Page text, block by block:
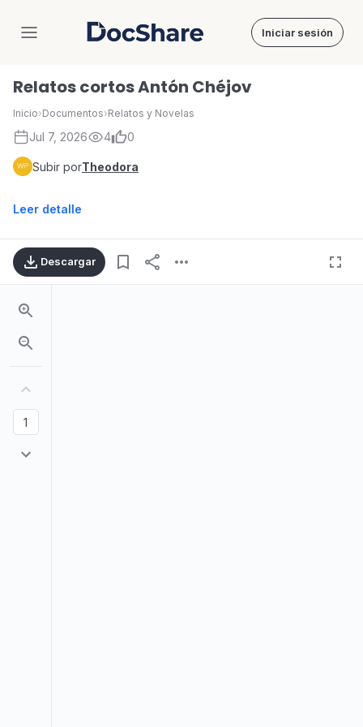
DocShare Iniciar sesión
Relatos cortos Antón Chéjov
Inicio›Documentos›Relatos y Novelas
Jul 7, 2026 4 0
Subir porTheodora
Leer detalle
Descargar